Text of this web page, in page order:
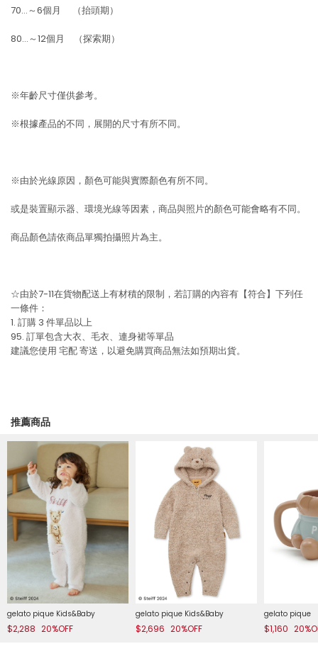
70…～6個月 （抬頭期）
80…～12個月 （探索期）
※年齡尺寸僅供參考。
※根據產品的不同，展開的尺寸有所不同。
※由於光線原因，顏色可能與實際顏色有所不同。
或是裝置顯示器、環境光線等因素，商品與照片的顏色可能會略有不同。
商品顏色請依商品單獨拍攝照片為主。
☆由於7-11在貨物配送上有材積的限制，若訂購的內容有【符合】下列任
一條件：
1. 訂購 3 件單品以上
95. 訂單包含大衣、毛衣、連身裙等單品
建議您使用 宅配寄送，以避免購買商品無法如預期出貨。
推薦商品
gelato pique Kids&Baby
$2,288 20%OFF
gelato pique Kids&Baby
$2,696 20%OFF
gelato pique
$1,160